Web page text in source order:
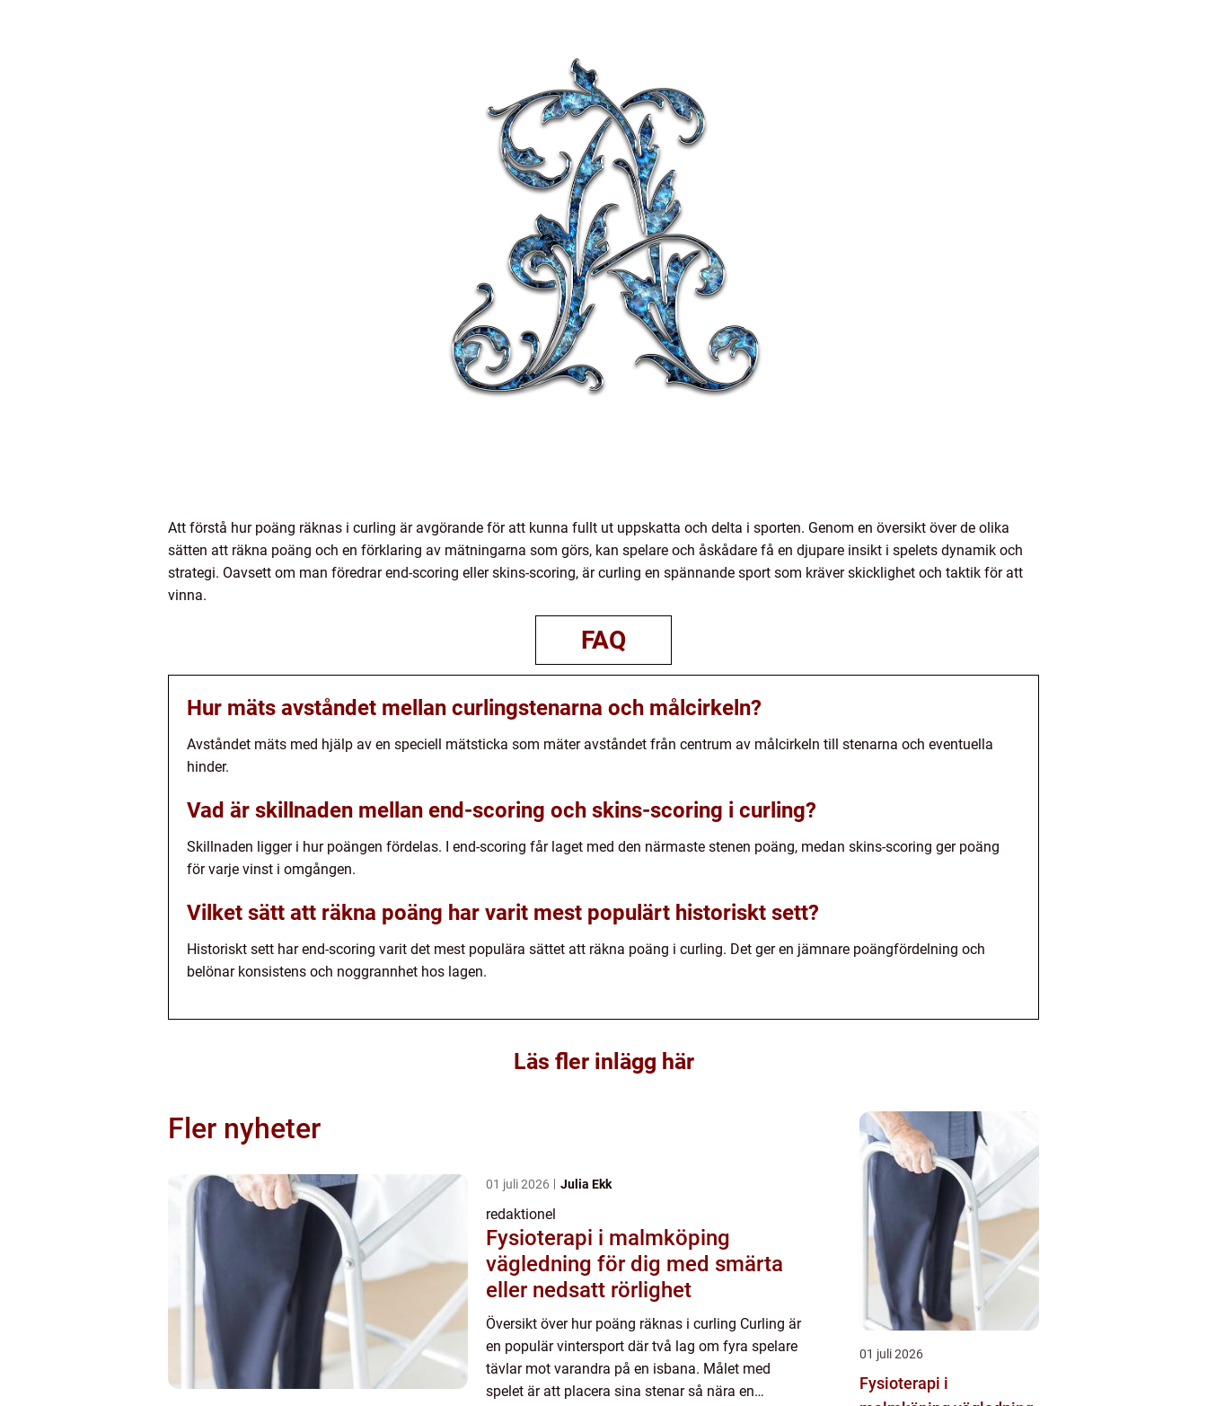
Att förstå hur poäng räknas i curling är avgörande för att kunna fullt ut uppskatta och delta i sporten. Genom en översikt över de olika
sätten att räkna poäng och en förklaring av mätningarna som görs, kan spelare och åskådare få en djupare insikt i spelets dynamik och
strategi. Oavsett om man föredrar end-scoring eller skins-scoring, är curling en spännande sport som kräver skicklighet och taktik för att
vinna.
FAQ
Hur mäts avståndet mellan curlingstenarna och målcirkeln?
Avståndet mäts med hjälp av en speciell mätsticka som mäter avståndet från centrum av målcirkeln till stenarna och eventuella
hinder.
Vad är skillnaden mellan end-scoring och skins-scoring i curling?
Skillnaden ligger i hur poängen fördelas. I end-scoring får laget med den närmaste stenen poäng, medan skins-scoring ger poäng
för varje vinst i omgången.
Vilket sätt att räkna poäng har varit mest populärt historiskt sett?
Historiskt sett har end-scoring varit det mest populära sättet att räkna poäng i curling. Det ger en jämnare poängfördelning och
belönar konsistens och noggrannhet hos lagen.
Läs fler inlägg här
Fler nyheter
01 juli 2026 Julia Ekk
redaktionel
Fysioterapi i malmköping
vägledning för dig med smärta
eller nedsatt rörlighet
Översikt över hur poäng räknas i curling Curling är
en populär vintersport där två lag om fyra spelare
tävlar mot varandra på en isbana. Målet med
spelet är att placera sina stenar så nära en
01 juli 2026
Fysioterapi i